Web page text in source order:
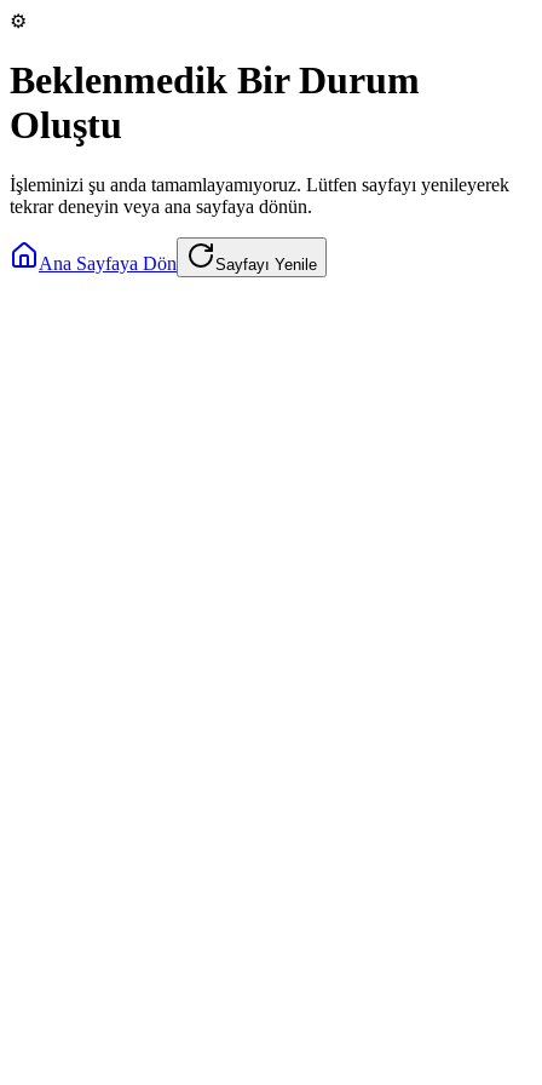
⚙️
Beklenmedik Bir Durum
Oluştu
İşleminizi şu anda tamamlayamıyoruz. Lütfen sayfayı yenileyerek
tekrar deneyin veya ana sayfaya dönün.
Ana Sayfaya Dön Sayfayı Yenile